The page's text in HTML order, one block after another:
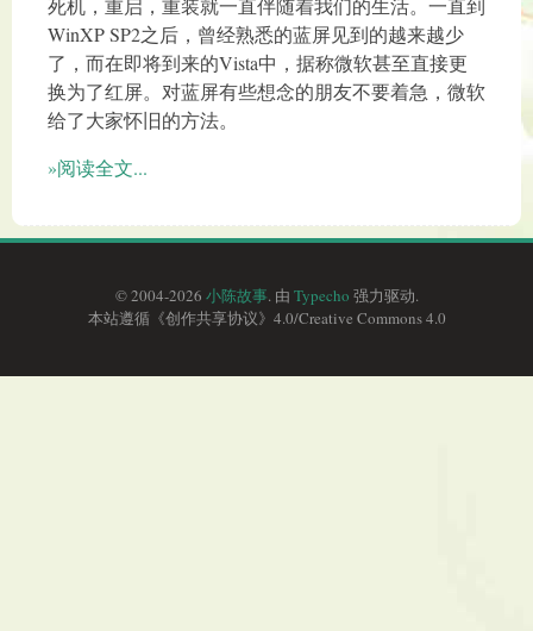
死机，重启，重装就一直伴随着我们的生活。一直到
WinXP SP2之后，曾经熟悉的蓝屏见到的越来越少
了，而在即将到来的Vista中，据称微软甚至直接更
换为了红屏。对蓝屏有些想念的朋友不要着急，微软
给了大家怀旧的方法。
»阅读全文...
© 2004-2026 小陈故事. 由 Typecho 强力驱动.
本站遵循《创作共享协议》4.0/Creative Commons 4.0